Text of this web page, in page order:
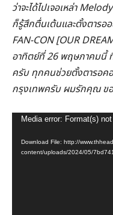
ว่าจะได้ไปเจอเหล่า
ก็รู้สึกตื่นเต้นและตั้งตารอ
FAN-CON [OUR
อาทิตย์ที่ 26 พฤษภาคมนี้
ครับ ทุกคนช่วยตั้งตารอค
กรุงเทพครับ ผมรักคุณ ข
Video
Media error: Format(s)
Download File: http://
content/uploads/2024/05/